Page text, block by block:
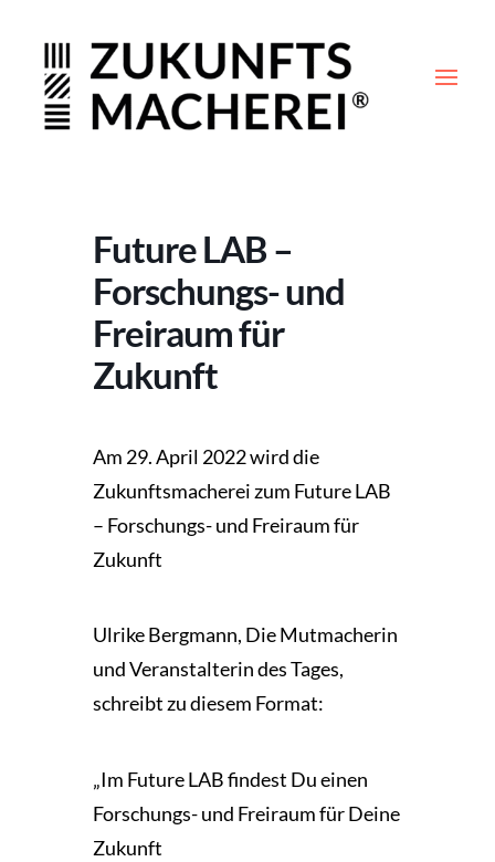
Future LAB –
Forschungs- und
Freiraum für
Zukunft
Am 29. April 2022 wird die
Zukunftsmacherei zum Future LAB
– Forschungs- und Freiraum für
Zukunft
Ulrike Bergmann, Die Mutmacherin
und Veranstalterin des Tages,
schreibt zu diesem Format:
„Im Future LAB findest Du einen
Forschungs- und Freiraum für Deine
Zukunft